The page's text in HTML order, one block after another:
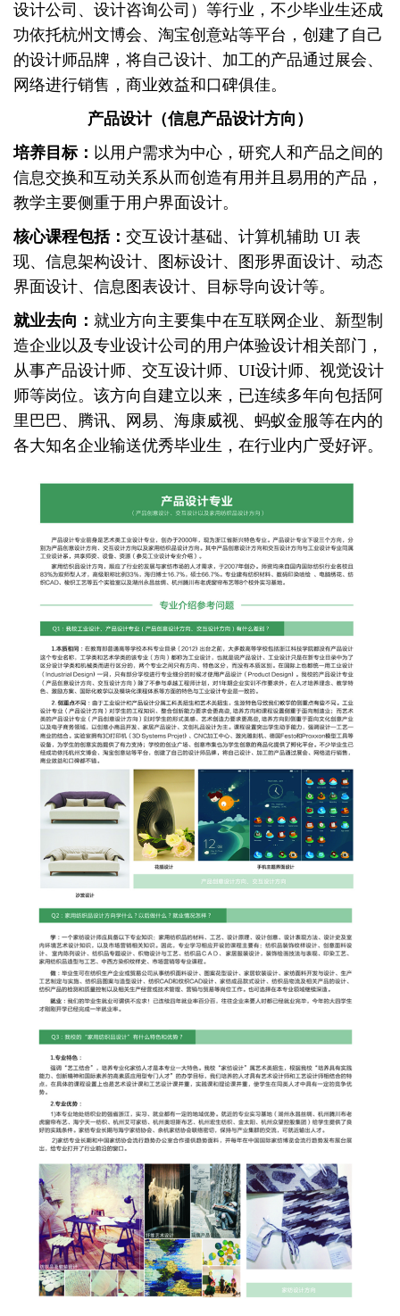
设计公司、设计咨询公司）等行业，不少毕业生还成
功依托杭州文博会、淘宝创意站等平台，创建了自己
的设计师品牌，将自己设计、加工的产品通过展会、
网络进行销售，商业效益和口碑俱佳。
产品设计（信息产品设计方向）
培养目标： 以用户需求为中心，研究人和产品之间的
信息交换和互动关系从而创造有用并且易用的产品，
教学主要侧重于用户界面设计。
核心课程包括： 交互设计基础、计算机辅助 UI 表
现、信息架构设计、图标设计、图形界面设计、动态
界面设计、信息图表设计、目标导向设计等。
就业去向： 就业方向主要集中在互联网企业、新型制
造企业以及专业设计公司的用户体验设计相关部门，
从事产品设计师、交互设计师、UI设计师、视觉设计
师等岗位。该方向自建立以来，已连续多年向包括阿
里巴巴、腾讯、网易、海康威视、蚂蚁金服等在内的
各大知名企业输送优秀毕业生，在行业内广受好评。